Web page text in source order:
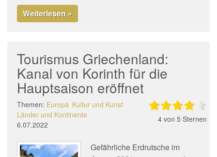
Weiterlesen »
Tourismus Griechenland:
Kanal von Korinth für die
Hauptsaison eröffnet
Themen: Europa Kultur und Kunst
Länder und Kontinente
6.07.2022
4von 5 Sternen
Gefährliche Erdrutsche im